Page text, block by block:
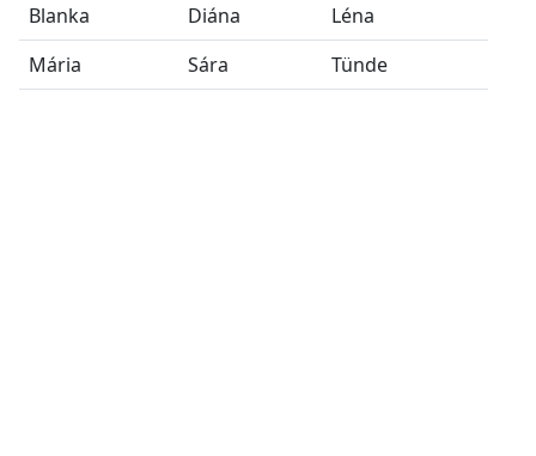
Blanka
Diána
Léna
Mária
Sára Tünde